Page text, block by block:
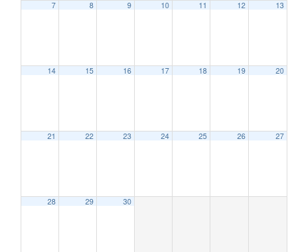
7 8 9 10 11 12 13
14 15 16 17 18 19 20
21 22 23 24 25 26 27
28 29 30